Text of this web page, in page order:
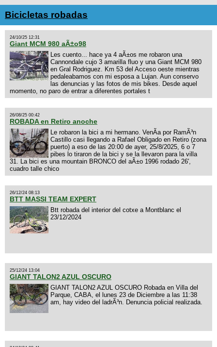
Bicicletas robadas
24/10/25 12:31
Giant MCM 980 aÃ±o98
Les cuento... hace ya 4 aÃ±os me robaron una
Cannondale cujo 3 amarilla fluo y una Giant MCM 980
en Gral Rodriguez. Km 53 del Acceso oeste mientras
pedaleabamos con mi esposa a Lujan. Aun conservo
las denuncias y las fotos de mis bikes. Desde aquel
momento, no paro de entrar a diferentes portales t
26/08/25 00:42
ROBADA en Retiro anoche
Le robaron la bici a mi hermano. VenÃ­a por RamÃ³n
Castillo casi llegando a Rafael Obligado en Retiro (zona
puerto) a eso de las 20:00 de ayer, 25/8/2025, 6 o 7
pibes lo tiraron de la bici y se la llevaron para la villa
31. La bici es una mountain BRONCO del aÃ±o 1996 rodado 26',
cuadro talle chico
26/12/24 08:13
BTT MASSI TEAM EXPERT
Btt robada del interior del cotxe a Montblanc el
23/12/2024
25/12/24 13:04
GIANT TALON2 AZUL OSCURO
GIANT TALON2 AZUL OSCURO Robada en Villa del
Parque, CABA, el lunes 23 de Diciembre a las 11:38
am, hay video del ladrÃ³n. Denuncia policial realizada.